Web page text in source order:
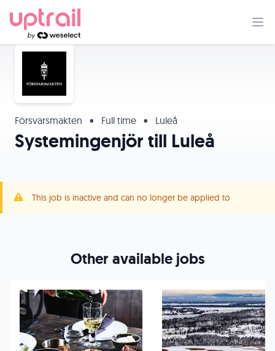
Försvarsmakten • Full time • Luleå
Systemingenjör till Luleå
This job is inactive and can no longer be applied to
Other available jobs